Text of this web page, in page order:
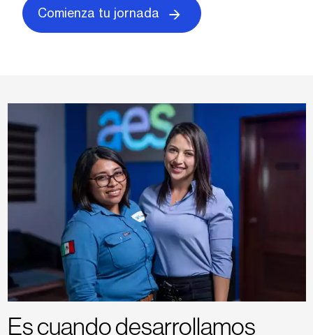
Comienza tu jornada
Es cuando desarrollamos